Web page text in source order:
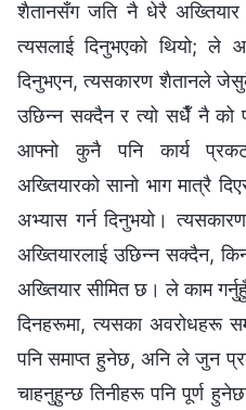
शैतानसँग जति नै धेरै अख्‍तियार
त्यसलाई दिनुभएको थियो; ले
दिनुभएन, त्यसकारण शैतानले
उछिन्न सक्दैन र त्यो सधैँ नै को
आफ्‍नो कुनै पनि कार्य
अख्तियारको सानो भाग मात्रै
अभ्यास गर्न दिनुभयो।
अख्‍तियारलाई उछिन्न सक्दैन,
अख्तियार सीमित छ। ले काम
दिनहरूमा, त्यसका अवरोधहरू
पनि समाप्त हुनेछ, अनि ले जुन
चाहनुहुन्छ तिनीहरू पनि पूर्ण